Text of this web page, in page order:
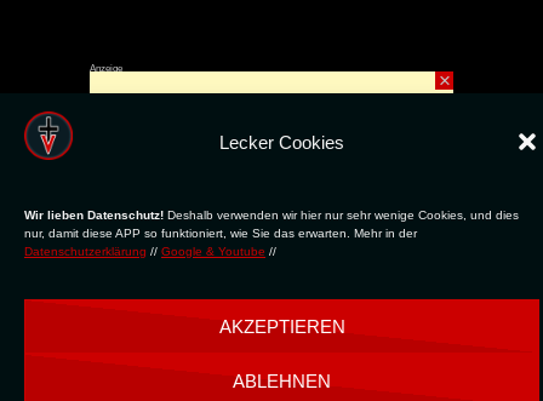
Lecker Cookies
Wir lieben Datenschutz! Deshalb verwenden wir hier nur sehr wenige Cookies, und dies
nur, damit diese APP so funktioniert, wie Sie das erwarten. Mehr in der
Datenschutzerklärung // Google & Youtube //
AKZEPTIEREN
ABLEHNEN
Anzeige
×